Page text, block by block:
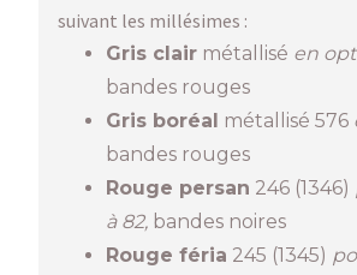
suivant les millésimes :
Gris clair métallisé en
bandes rouges
Gris boréal métallisé 576
bandes rouges
Rouge persan 246 (1346)
à 82, bandes noires
Rouge féria 245 (1345)